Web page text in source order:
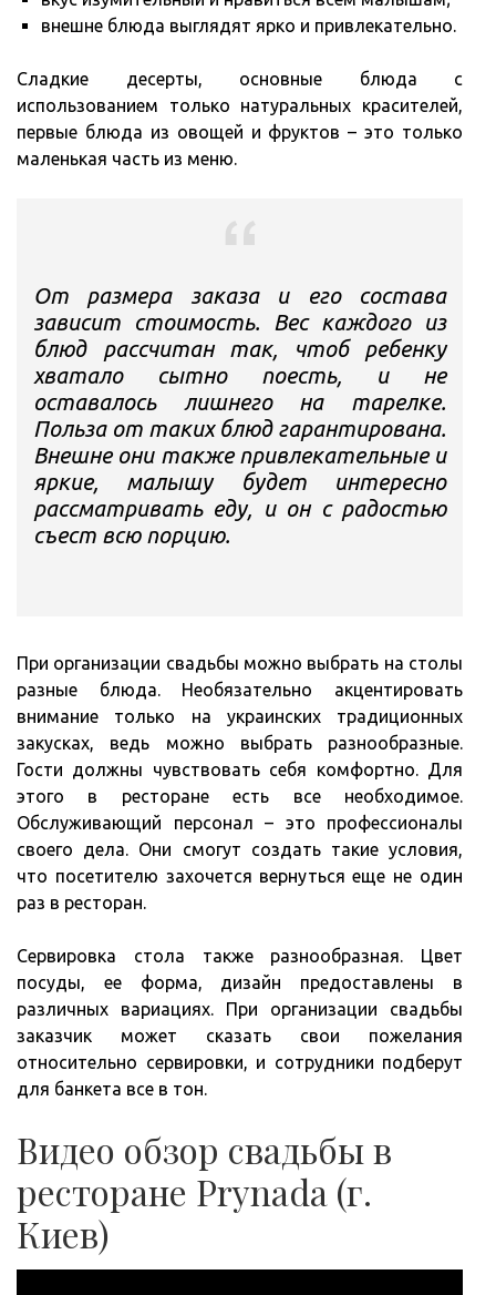
внешне блюда выглядят ярко и привлекательно.
Сладкие десерты, основные блюда с
использованием только натуральных красителей,
первые блюда из овощей и фруктов – это только
маленькая часть из меню.
От размера заказа и его состава
зависит стоимость. Вес каждого из
блюд рассчитан так, чтоб ребенку
хватало сытно поесть, и не
оставалось лишнего на тарелке.
Польза от таких блюд гарантирована.
Внешне они также привлекательные и
яркие, малышу будет интересно
рассматривать еду, и он с радостью
съест всю порцию.
При организации свадьбы можно выбрать на столы
разные блюда. Необязательно акцентировать
внимание только на украинских традиционных
закусках, ведь можно выбрать разнообразные.
Гости должны чувствовать себя комфортно. Для
этого в ресторане есть все необходимое.
Обслуживающий персонал – это профессионалы
своего дела. Они смогут создать такие условия,
что посетителю захочется вернуться еще не один
раз в ресторан.
Сервировка стола также разнообразная. Цвет
посуды, ее форма, дизайн предоставлены в
различных вариациях. При организации свадьбы
заказчик может сказать свои пожелания
относительно сервировки, и сотрудники подберут
для банкета все в тон.
Видео обзор свадьбы в
ресторане Prynada (г.
Киев)